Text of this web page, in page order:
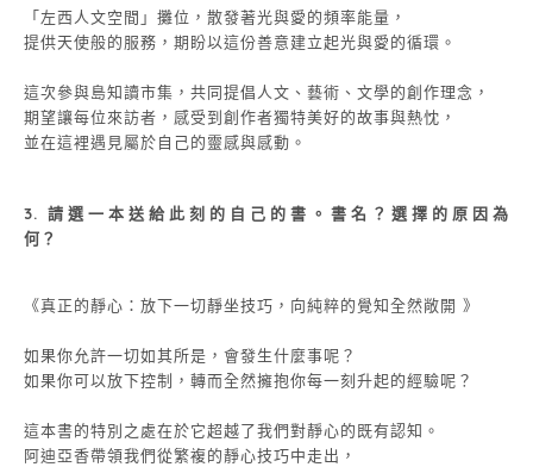
「左西人文空間」攤位，散發著光與愛的頻率能量，
提供天使般的服務，期盼以這份善意建立起光與愛的循環。
這次參與島知讀市集，共同提倡人文、藝術、文學的創作理念，
期望讓每位來訪者，感受到創作者獨特美好的故事與熱忱，
並在這裡遇見屬於自己的靈感與感動。
3. 請選一本送給此刻的自己的書。書名？選擇的原因為
何？
《真正的靜心：放下一切靜坐技巧，向純粹的覺知全然敞開 》
如果你允許一切如其所是，會發生什麼事呢？
如果你可以放下控制，轉而全然擁抱你每一刻升起的經驗呢？
這本書的特別之處在於它超越了我們對靜心的既有認知。
阿迪亞香帶領我們從繁複的靜心技巧中走出，